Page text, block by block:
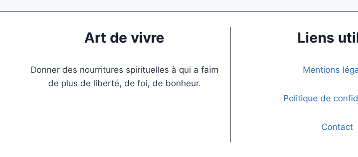
Art de vivre
Donner des nourritures spirituelles à qui a faim
de plus de liberté, de foi, de bonheur.
Liens
Mentions
Politique de
Contact